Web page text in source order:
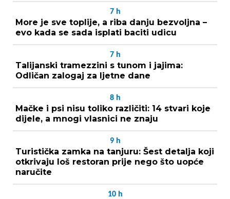
7 h
More je sve toplije, a riba danju bezvoljna –
evo kada se sada isplati baciti udicu
7 h
Talijanski tramezzini s tunom i jajima:
Odličan zalogaj za ljetne dane
8 h
Mačke i psi nisu toliko različiti: 14 stvari koje
dijele, a mnogi vlasnici ne znaju
9 h
Turistička zamka na tanjuru: Šest detalja koji
otkrivaju loš restoran prije nego što uopće
naručite
10 h